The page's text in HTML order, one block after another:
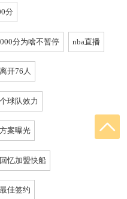
分
分为啥不暂停 nba直播
开76人
球队效力
案曝光
忆加盟快船
佳签约